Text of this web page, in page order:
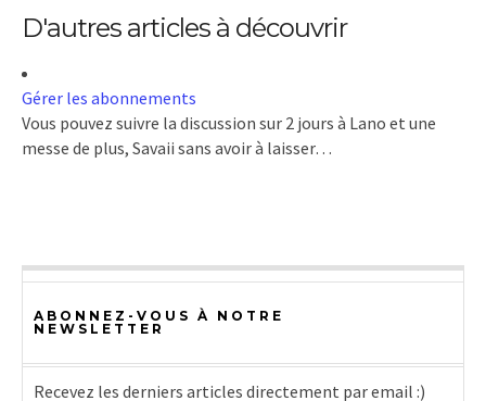
D'autres articles à découvrir
Gérer les abonnements
Vous pouvez suivre la discussion sur 2 jours à Lano et une
messe de plus, Savaii sans avoir à laisser…
ABONNEZ-VOUS À NOTRE
NEWSLETTER
Recevez les derniers articles directement par email :)